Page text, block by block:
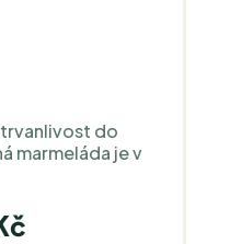
trvanlivost do
marmeláda je v